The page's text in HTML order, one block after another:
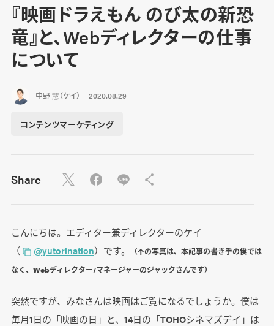
『映画ドラえもん のび太の新恐
竜』と、Webディレクターの仕事
について
中野 慧（ケイ） 2020.08.29
コンテンツマーケティング
Share
こんにちは。エディター兼ディレクターのケイ
（
@yutorination）です。
（↑の写真は、本記事の書き手の僕では
なく、Webディレクター/マネージャーのジャックさんです）
突然ですが、みなさんは映画はご覧になるでしょうか。僕は
毎月1日の「映画の日」と、14日の「TOHOシネマズデイ」は